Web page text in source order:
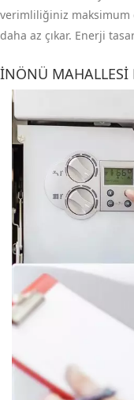
verimliliğiniz maksimum
daha az çıkar. Enerji
İNÖNÜ MAHALLESI